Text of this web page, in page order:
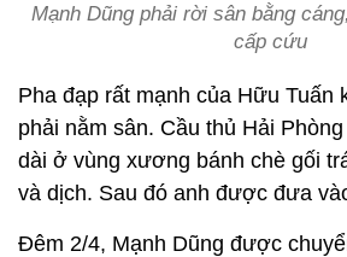
Mạnh Dũng phải rời sân bằng
cấp cứu
Pha đạp rất mạnh của Hữu Tuấn
phải nằm sân. Cầu thủ Hải
dài ở vùng xương bánh chè gối
và dịch. Sau đó anh được đưa
Đêm 2/4, Mạnh Dũng được